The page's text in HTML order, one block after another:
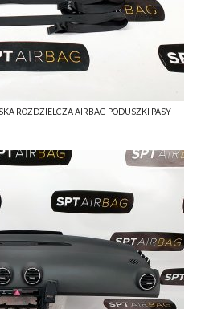
ROZDZIELCZA AIRBAG PODUSZKI PASY